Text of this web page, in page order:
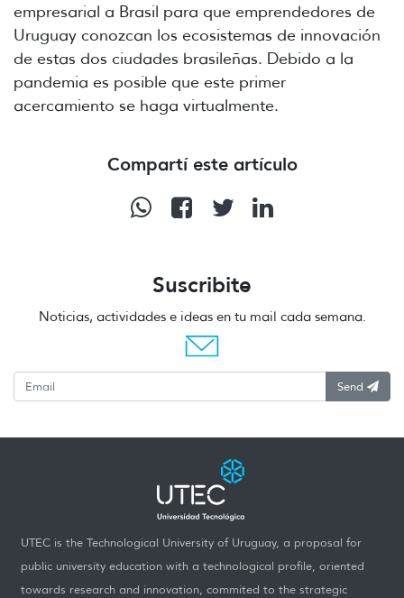
empresarial a Brasil para que emprendedores de
Uruguay conozcan los ecosistemas de innovación
de estas dos ciudades brasileñas. Debido a la
pandemia es posible que este primer
acercamiento se haga virtualmente.
Compartí este artículo
Suscribite
Noticias, actividades e ideas en tu mail cada semana.
Send
UTEC is the Technological University of Uruguay, a proposal for
public university education with a technological profile, oriented
towards research and innovation, commited to the strategic